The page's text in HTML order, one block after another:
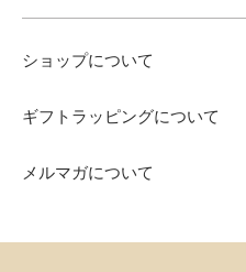
ショップについて
ギフトラッピングについて
メルマガについて